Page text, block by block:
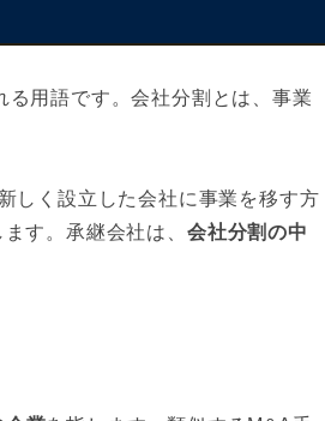
る用語です。会社分割とは、事業
しく設立した会社に事業を移す方
す。承継会社は、 会社分割の中